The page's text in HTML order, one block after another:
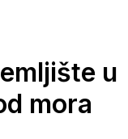
u
mora